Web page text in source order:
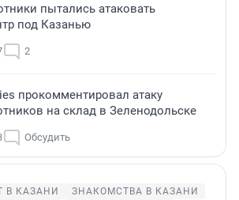
пытались атаковать
под Казанью
2
прокомментировал атаку
на склад в Зеленодольске
Обсудить
В КАЗАНИ
ЗНАКОМСТВА В КАЗАНИ